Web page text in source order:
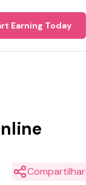
Earning Today
Compartilhar